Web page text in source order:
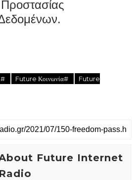
Future Κοινωνία#
Future
Future Internet
Radio